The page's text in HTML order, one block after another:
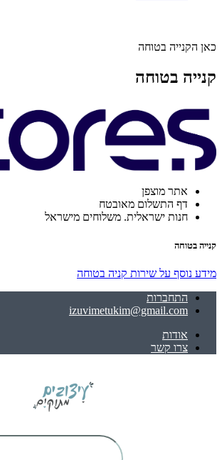
כאן הקנייה בטוחה
קנייה בטוחה
אתר מוצפן
דף התשלום מאובטח
חנות ישראלית. משלוחים מישראל
קנייה בטוחה
מידע נוסף על שירות קניה בטוחה
התחברות
izuvimetukim@gmail.com
אודות
צרו קשר